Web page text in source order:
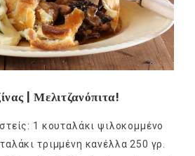
| Μελιτζανόπιτα!
1 κουταλάκι ψιλοκομμένο
τριμμένη κανέλλα 250 γρ.